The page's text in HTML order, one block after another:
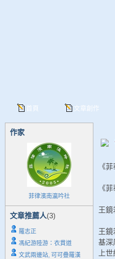
首頁 文章創作
作家
菲律濱南瀛吟社
文章推薦人(3)
羅志正
馮紀游陸游：衣貫道
文武兩邊站, 可可疊羅漢
《
《
王鏡
王
基深
上